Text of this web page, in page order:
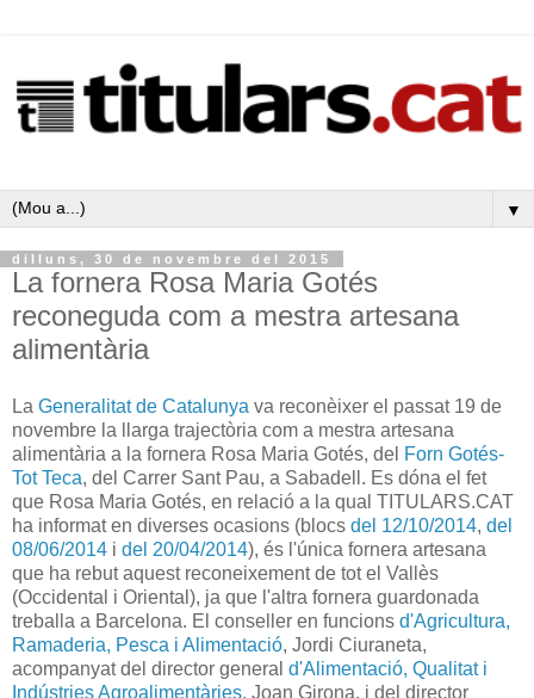
▼
dilluns, 30 de novembre del 2015
La fornera Rosa Maria Gotés
reconeguda com a mestra artesana
alimentària
La Generalitat de Catalunya va reconèixer el passat 19 de
novembre la llarga trajectòria com a mestra artesana
alimentària a la fornera Rosa Maria Gotés, del Forn Gotés-
Tot Teca, del Carrer Sant Pau, a Sabadell. Es dóna el fet
que Rosa Maria Gotés, en relació a la qual TITULARS.CAT
ha informat en diverses ocasions (blocs del 12/10/2014, del
08/06/2014 i del 20/04/2014), és l'única fornera artesana
que ha rebut aquest reconeixement de tot el Vallès
(Occidental i Oriental), ja que l'altra fornera guardonada
treballa a Barcelona. El conseller en funcions d'Agricultura,
Ramaderia, Pesca i Alimentació, Jordi Ciuraneta,
acompanyat del director general d'Alimentació, Qualitat i
Indústries Agroalimentàries, Joan Girona, i del director